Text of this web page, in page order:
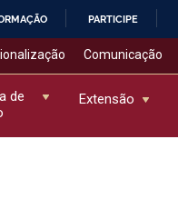
PARTICIPE
Comunicação
de
Extensão